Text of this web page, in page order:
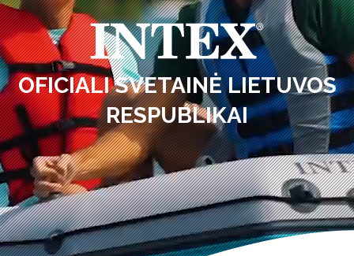
OFICIALI SVETAINĖ LIETUVOS
RESPUBLIKAI